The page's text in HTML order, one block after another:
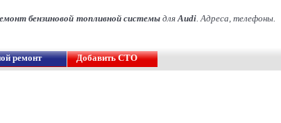
бензиновой топливной системыдляAudi. Адреса, телефоны.
ремонт Добавить СТО